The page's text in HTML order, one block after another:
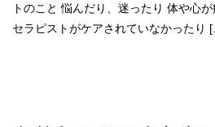
トのこと 悩んだり、迷ったり 体や心
セラピストがケアされていなかったり